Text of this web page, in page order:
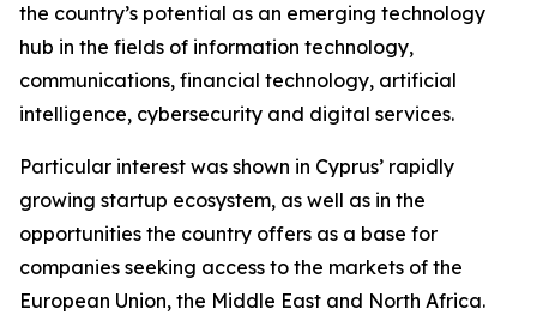
the country’s potential as an emerging technology
hub in the fields of information technology,
communications, financial technology, artificial
intelligence, cybersecurity and digital services.
Particular interest was shown in Cyprus’ rapidly
growing startup ecosystem, as well as in the
opportunities the country offers as a base for
companies seeking access to the markets of the
European Union, the Middle East and North Africa.